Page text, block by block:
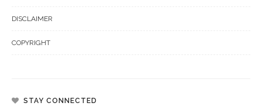
DISCLAIMER
COPYRIGHT
STAY CONNECTED